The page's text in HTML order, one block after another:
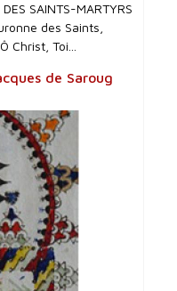
SAINTS-MARTYRS
des Saints,
Toi...
de Saroug